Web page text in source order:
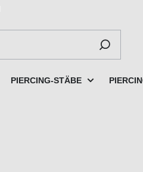
PIERCING-STÄBE